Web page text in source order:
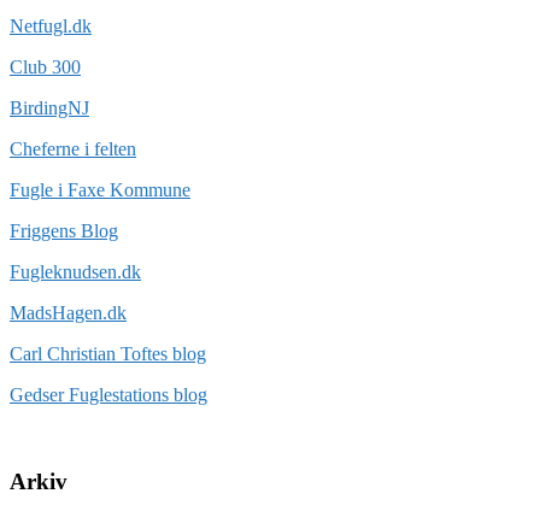
Netfugl.dk
Club 300
BirdingNJ
Cheferne i felten
Fugle i Faxe Kommune
Friggens Blog
Fugleknudsen.dk
MadsHagen.dk
Carl Christian Toftes blog
Gedser Fuglestations blog
Arkiv